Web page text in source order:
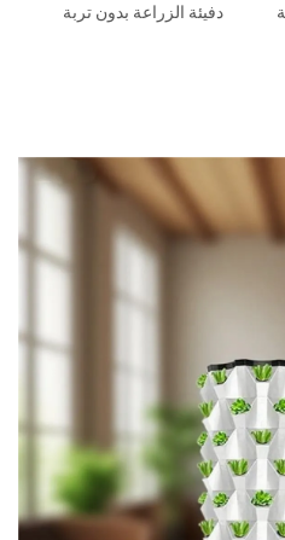
دفيئة الزراعة بدون تربة